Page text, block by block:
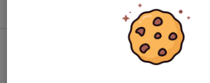
IFK Tumba FK Vit - Huddinge IF Röd L
Storvretens IP 21